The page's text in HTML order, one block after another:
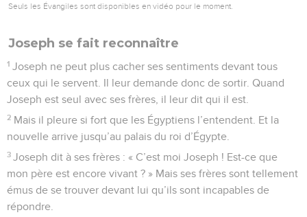
Seuls les Évangiles sont disponibles en vidéo pour le moment.
Joseph se fait reconnaître
1 Joseph ne peut plus cacher ses sentiments devant tous
ceux qui le servent. Il leur demande donc de sortir. Quand
Joseph est seul avec ses frères, il leur dit qui il est.
2 Mais il pleure si fort que les Égyptiens l’entendent. Et la
nouvelle arrive jusqu’au palais du roi d’Égypte.
3 Joseph dit à ses frères : « C’est moi Joseph ! Est-ce que
mon père est encore vivant ? » Mais ses frères sont tellement
émus de se trouver devant lui qu’ils sont incapables de
répondre.